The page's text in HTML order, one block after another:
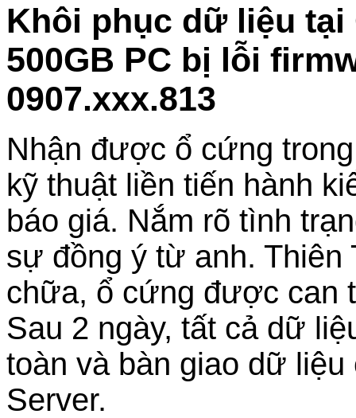
Khôi phục dữ liệu tại
500GB PC bị lỗi
0907.xxx.813
Nhận được ổ cứng
kỹ thuật liền tiến hành
báo giá. Nắm rõ tình
sự đồng ý từ anh. Thiên
chữa, ổ cứng được can
Sau 2 ngày, tất cả dữ
toàn và bàn giao dữ
Server.